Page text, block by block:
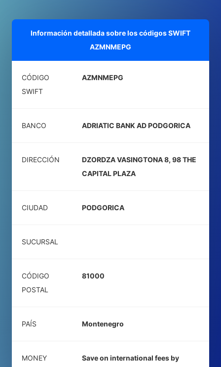
Información detallada sobre los códigos SWIFT
AZMNMEPG
CÓDIGO
SWIFT
AZMNMEPG
BANCO ADRIATIC BANK AD PODGORICA
DIRECCIÓN
DZORDZA VASINGTONA 8, 98 THE
CAPITAL PLAZA
CIUDAD PODGORICA
SUCURSAL
CÓDIGO
POSTAL
81000
PAÍS Montenegro
MONEY
Save on international fees by